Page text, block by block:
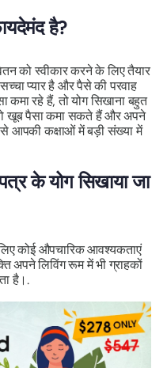
है?
को स्वीकार करने के लिए तैयार
प्यार है और पैसे की परवाह
रहे हैं, तो योग सिखाना बहुत
खूब पैसा कमा सकते हैं और अपने
आपकी कक्षाओं में बड़ी संख्या में
पत्र के योग सिखाया जा
कोई औपचारिक आवश्यकताएं
अपने लिविंग रूम में भी ग्राहकों
है।.